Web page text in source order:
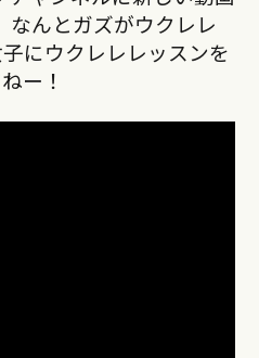
なんとガズがウクレレ
にウクレレレッスンを
ー！